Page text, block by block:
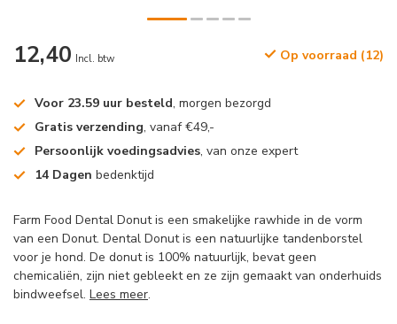
12,40 Incl. btw Op voorraad (12)
Voor 23.59 uur besteld, morgen bezorgd
Gratis verzending, vanaf €49,-
Persoonlijk voedingsadvies, van onze expert
14 Dagen bedenktijd
Farm Food Dental Donut is een smakelijke rawhide in de vorm
van een Donut. Dental Donut is een natuurlijke tandenborstel
voor je hond. De donut is 100% natuurlijk, bevat geen
chemicaliën, zijn niet gebleekt en ze zijn gemaakt van onderhuids
bindweefsel. Lees meer.